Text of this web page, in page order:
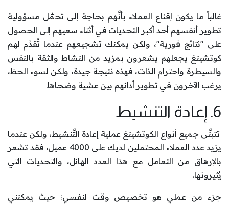
غالباً ما يكون إقناع العملاء بأنَّهم بحاجة إلى تحمُّل مسؤولية
تطوير أنفسهم أحد أكبر التحديات في أثناء سعيهم إلى الحصول
على "نتائج فورية"، ولكن يمكنك تشجيعهم عندما تُقدِّم لهم
كوتشينغ يجعلهم يشعرون بمزيد من النشاط والثقة بالنفس
والسيطرة واحترام الذات، فهذه نتيجة جيدة، ولكن لسوء الحظ،
يرغب الآخرون في تطوير أدائهم بين عشية وضحاها.
6. إعادة التنشيط
تتبنَّى جميع أنواع الكوتشينغ عملية إعادة التَّنشيط، ولكن عندما
يزيد عدد العملاء المحتملين لديك على 4000 عميل، فقد تشعر
بالإرهاق من التعامل مع هذا العدد الهائل، والتحديات التي
يُثيرونها.
جزء من عملي هو تخصيص وقت لنفسي؛ حيث يمكنني